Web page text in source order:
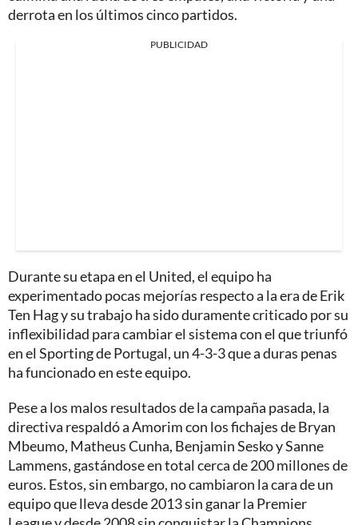
derrota en los últimos cinco partidos.
PUBLICIDAD
Durante su etapa en el United, el equipo ha
experimentado pocas mejorías respecto a la era de Erik
Ten Hag y su trabajo ha sido duramente criticado por su
inflexibilidad para cambiar el sistema con el que triunfó
en el Sporting de Portugal, un 4-3-3 que a duras penas
ha funcionado en este equipo.
Pese a los malos resultados de la campaña pasada, la
directiva respaldó a Amorim con los fichajes de Bryan
Mbeumo, Matheus Cunha, Benjamin Sesko y Sanne
Lammens, gastándose en total cerca de 200 millones de
euros. Estos, sin embargo, no cambiaron la cara de un
equipo que lleva desde 2013 sin ganar la Premier